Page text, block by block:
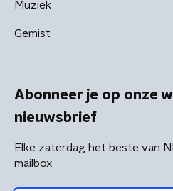
Muziek
Gemist
Abonneer je op onze
nieuwsbrief
Elke zaterdag het beste van
mailbox